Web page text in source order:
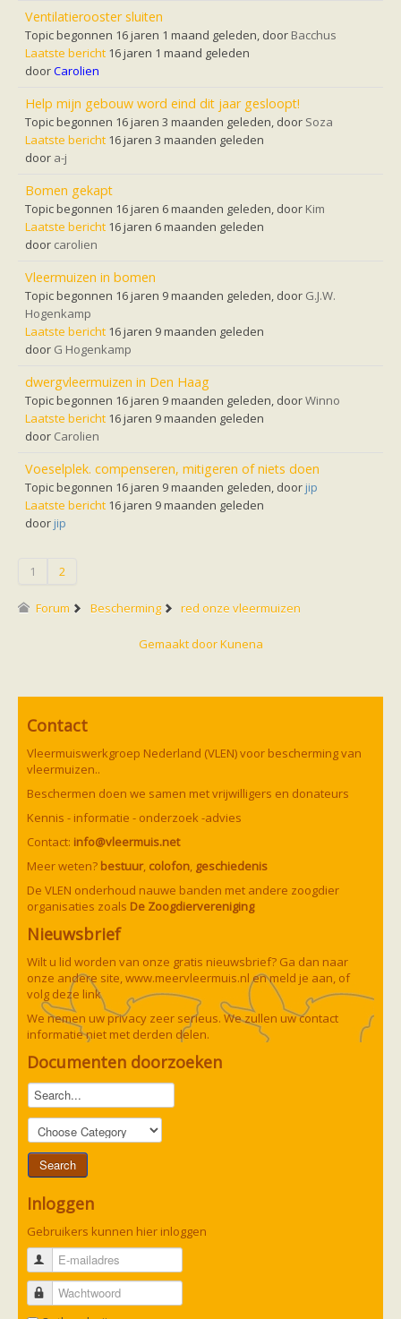
Ventilatierooster sluiten
Topic begonnen 16 jaren 1 maand geleden, door Bacchus
Laatste bericht 16 jaren 1 maand geleden
doorCarolien
Help mijn gebouw word eind dit jaar gesloopt!
Topic begonnen 16 jaren 3 maanden geleden, door Soza
Laatste bericht 16 jaren 3 maanden geleden
door a-j
Bomen gekapt
Topic begonnen 16 jaren 6 maanden geleden, door Kim
Laatste bericht 16 jaren 6 maanden geleden
door carolien
Vleermuizen in bomen
Topic begonnen 16 jaren 9 maanden geleden, door G.J.W.
Hogenkamp
Laatste bericht 16 jaren 9 maanden geleden
door G Hogenkamp
dwergvleermuizen in Den Haag
Topic begonnen 16 jaren 9 maanden geleden, doorWinno
Laatste bericht 16 jaren 9 maanden geleden
door Carolien
Voeselplek. compenseren, mitigeren of niets doen
Topic begonnen 16 jaren 9 maanden geleden, door jip
Laatste bericht 16 jaren 9 maanden geleden
door jip
1 2
Forum Bescherming red onze vleermuizen
Gemaakt doorKunena
Contact
Vleermuiswerkgroep Nederland (VLEN) voor bescherming van
vleermuizen..
Beschermen doen we samen met vrijwilligers en donateurs
Kennis - informatie - onderzoek -advies
Contact: info@vleermuis.net
Meer weten? bestuur, colofon, geschiedenis
De VLEN onderhoud nauwe banden met andere zoogdier
organisaties zoals De Zoogdiervereniging
Nieuwsbrief
Wilt u lid worden van onze gratis nieuwsbrief? Ga dan naar
onze andere site,www.meervleermuis.nlen meld je aan, of
volg deze link
We nemen uw privacy zeer serieus. We zullen uw contact
informatie niet met derden delen.
Documenten doorzoeken
Inloggen
Gebruikers kunnen hier inloggen
E-mailadres
Wachtwoord